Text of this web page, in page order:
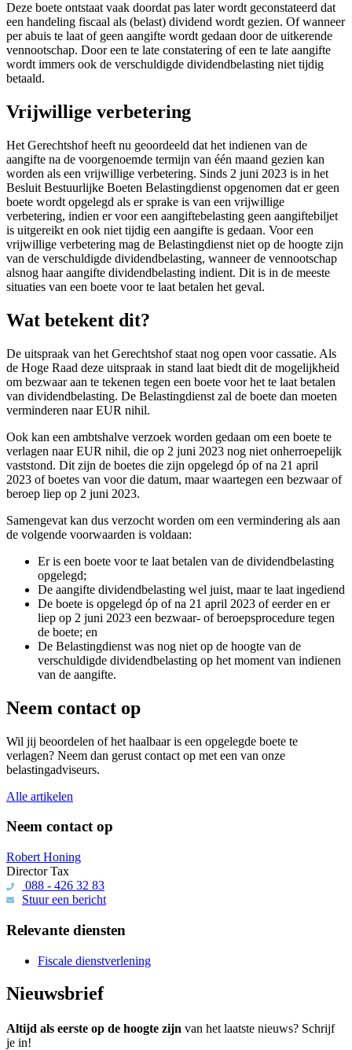
Deze boete ontstaat vaak doordat pas later wordt geconstateerd dat
een handeling fiscaal als (belast) dividend wordt gezien. Of wanneer
per abuis te laat of geen aangifte wordt gedaan door de uitkerende
vennootschap. Door een te late constatering of een te late aangifte
wordt immers ook de verschuldigde dividendbelasting niet tijdig
betaald.
Vrijwillige verbetering
Het Gerechtshof heeft nu geoordeeld dat het indienen van de
aangifte na de voorgenoemde termijn van één maand gezien kan
worden als een vrijwillige verbetering. Sinds 2 juni 2023 is in het
Besluit Bestuurlijke Boeten Belastingdienst opgenomen dat er geen
boete wordt opgelegd als er sprake is van een vrijwillige
verbetering, indien er voor een aangiftebelasting geen aangiftebiljet
is uitgereikt en ook niet tijdig een aangifte is gedaan. Voor een
vrijwillige verbetering mag de Belastingdienst niet op de hoogte zijn
van de verschuldigde dividendbelasting, wanneer de vennootschap
alsnog haar aangifte dividendbelasting indient. Dit is in de meeste
situaties van een boete voor te laat betalen het geval.
Wat betekent dit?
De uitspraak van het Gerechtshof staat nog open voor cassatie. Als
de Hoge Raad deze uitspraak in stand laat biedt dit de mogelijkheid
om bezwaar aan te tekenen tegen een boete voor het te laat betalen
van dividendbelasting. De Belastingdienst zal de boete dan moeten
verminderen naar EUR nihil.
Ook kan een ambtshalve verzoek worden gedaan om een boete te
verlagen naar EUR nihil, die op 2 juni 2023 nog niet onherroepelijk
vaststond. Dit zijn de boetes die zijn opgelegd óp of na 21 april
2023 of boetes van voor die datum, maar waartegen een bezwaar of
beroep liep op 2 juni 2023.
Samengevat kan dus verzocht worden om een vermindering als aan
de volgende voorwaarden is voldaan:
Er is een boete voor te laat betalen van de dividendbelasting
opgelegd;
De aangifte dividendbelasting wel juist, maar te laat ingediend
De boete is opgelegd óp of na 21 april 2023 of eerder en er
liep op 2 juni 2023 een bezwaar- of beroepsprocedure tegen
de boete; en
De Belastingdienst was nog niet op de hoogte van de
verschuldigde dividendbelasting op het moment van indienen
van de aangifte.
Neem contact op
Wil jij beoordelen of het haalbaar is een opgelegde boete te
verlagen? Neem dan gerust contact op met een van onze
belastingadviseurs.
Alle artikelen
Neem contact op
Robert Honing
Director Tax
088 - 426 32 83
Stuur een bericht
Relevante diensten
Fiscale dienstverlening
Nieuwsbrief
Altijd als eerste op de hoogte zijn van het laatste nieuws? Schrijf
je in!